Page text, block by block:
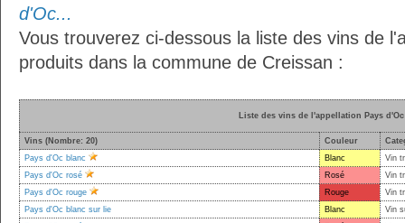
d'Oc...
Vous trouverez ci-dessous la liste des vins de
produits dans la commune de Creissan :
Liste des vins de l'appellation Pays d'Oc
Vins (Nombre: 20) Couleur
Pays d'Oc blanc
Blanc
Vin
Pays d'Oc rosé
Rosé
Vin
Pays d'Oc rouge
Rouge
Vin
Pays d'Oc blanc sur lie
Blanc
Vin